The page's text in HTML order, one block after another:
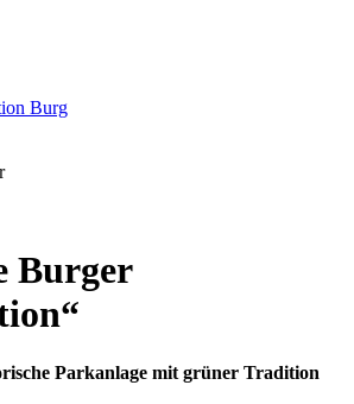
Burg
Burger
Parkanlage mit grüner Tradition